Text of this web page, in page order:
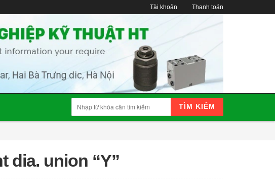
Tài khoản Thanh toán
TÌM KIẾM
dia. union “Y”